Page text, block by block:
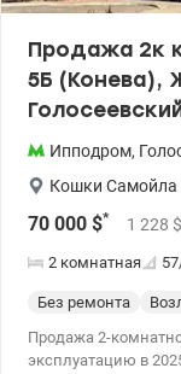
Продажа 2к
5Б (Конева),
Ипподром,
Кошки Самойла
70 000 $* 1 228 $
2 комнатная
Без ремонта
Продажа 2-
эксплуатацию в